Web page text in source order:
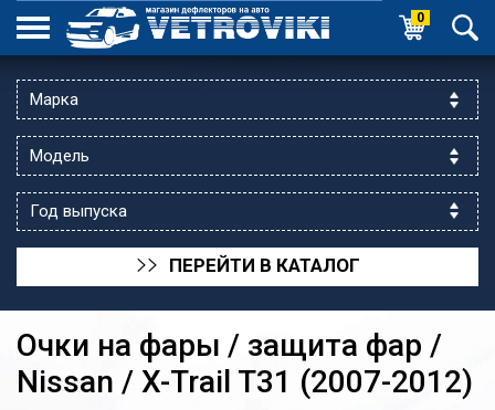
0
>> ПЕРЕЙТИ В КАТАЛОГ
Очки на фары / защита фар /
Nissan / X-Trail T31 (2007-2012)